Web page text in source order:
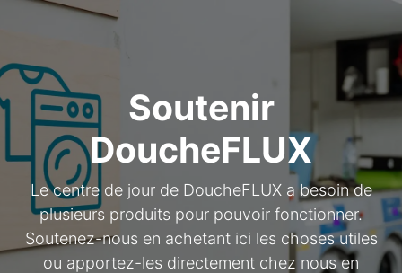
Soutenir
DoucheFLUX
Le centre de jour de DoucheFLUX a besoin de
plusieurs produits pour pouvoir fonctionner.
Soutenez-nous en achetant ici les choses utiles
ou apportez-les directement chez nous en